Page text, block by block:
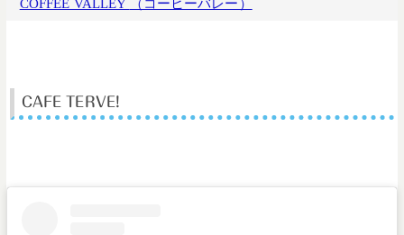
COFFEE VALLEY （コーヒーバレー）
CAFE TERVE!